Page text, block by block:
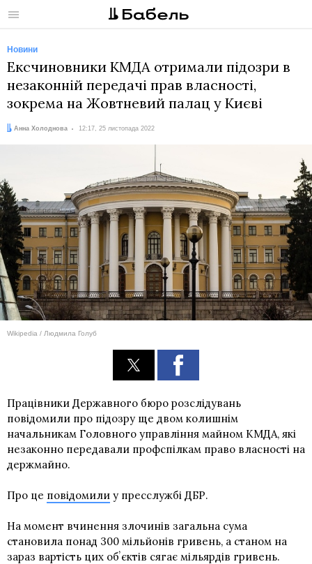
Меню
Новини
Ексчиновники КМДА отримали підозри в
незаконній передачі прав власності,
зокрема на Жовтневий палац у Києві
Автор:
Анна Холоднова
Дата: 12:17, 25 листопада 2022
Wikipedia / Людмила Голуб
Працівники Державного бюро розслідувань
повідомили про підозру ще двом колишнім
начальникам Головного управління майном КМДА, які
незаконно передавали профспілкам право власності на
держмайно.
Про це повідомили у пресслужбі ДБР.
На момент вчинення злочинів загальна сума
становила понад 300 мільйонів гривень, а станом на
зараз вартість цих обʼєктів сягає мільярдів гривень.